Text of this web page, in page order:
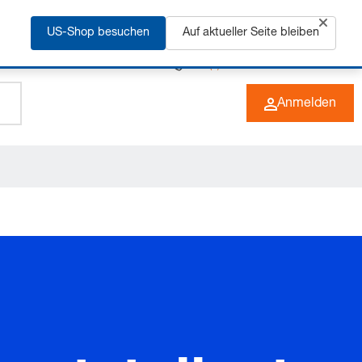
+49 (0) 6266 73-0 DE
Anmelden
US-Shop besuchen Auf aktueller Seite bleiben